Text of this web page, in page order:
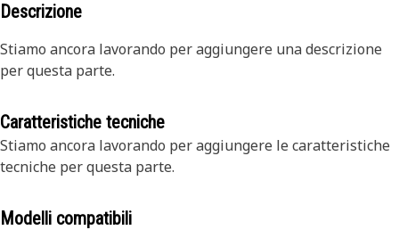
Descrizione
Stiamo ancora lavorando per aggiungere una descrizione
per questa parte.
Caratteristiche tecniche
Stiamo ancora lavorando per aggiungere le caratteristiche
tecniche per questa parte.
Modelli compatibili